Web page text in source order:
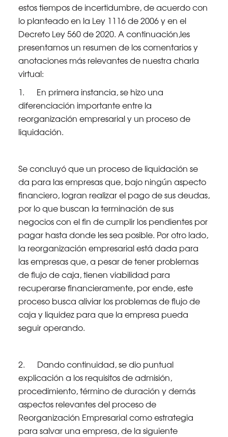
estos tiempos de incertidumbre, de acuerdo con
lo planteado en la Ley 1116 de 2006 y en el
Decreto Ley 560 de 2020. A continuación,les
presentamos un resumen de los comentarios y
anotaciones más relevantes de nuestra charla
virtual:
1. En primera instancia, se hizo una
diferenciación importante entre la
reorganización empresarial y un proceso de
liquidación.
Se concluyó que un proceso de liquidación se
da para las empresas que, bajo ningún aspecto
financiero, logran realizar el pago de sus deudas,
por lo que buscan la terminación de sus
negocios con el fin de cumplir los pendientes por
pagar hasta donde les sea posible. Por otro lado,
la reorganización empresarial está dada para
las empresas que, a pesar de tener problemas
de flujo de caja, tienen viabilidad para
recuperarse financieramente, por ende, este
proceso busca aliviar los problemas de flujo de
caja y liquidez para que la empresa pueda
seguir operando.
2. Dando continuidad, se dio puntual
explicación a los requisitos de admisión,
procedimiento, término de duración y demás
aspectos relevantes del proceso de
Reorganización Empresarial como estrategia
para salvar una empresa, de la siguiente